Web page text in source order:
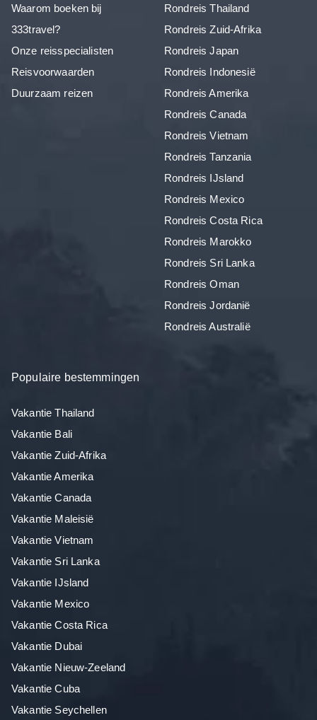
Waarom boeken bij
333travel?
Onze reisspecialisten
Reisvoorwaarden
Duurzaam reizen
Rondreis Thailand
Rondreis Zuid-Afrika
Rondreis Japan
Rondreis Indonesië
Rondreis Amerika
Rondreis Canada
Rondreis Vietnam
Rondreis Tanzania
Rondreis IJsland
Rondreis Mexico
Rondreis Costa Rica
Rondreis Marokko
Rondreis Sri Lanka
Rondreis Oman
Rondreis Jordanië
Rondreis Australië
Populaire bestemmingen
Vakantie Thailand
Vakantie Bali
Vakantie Zuid-Afrika
Vakantie Amerika
Vakantie Canada
Vakantie Maleisië
Vakantie Vietnam
Vakantie Sri Lanka
Vakantie IJsland
Vakantie Mexico
Vakantie Costa Rica
Vakantie Dubai
Vakantie Nieuw-Zeeland
Vakantie Cuba
Vakantie Seychellen